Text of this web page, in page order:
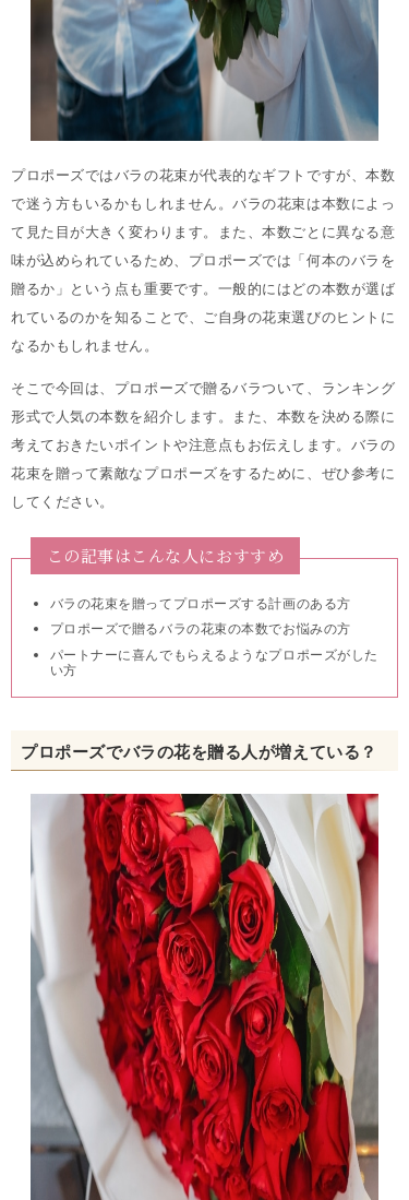
プロポーズではバラの花束が代表的なギフトですが、本数
で迷う方もいるかもしれません。バラの花束は本数によっ
て見た目が大きく変わります。また、本数ごとに異なる意
味が込められているため、プロポーズでは「何本のバラを
贈るか」という点も重要です。一般的にはどの本数が選ば
れているのかを知ることで、ご自身の花束選びのヒントに
なるかもしれません。
そこで今回は、プロポーズで贈るバラついて、ランキング
形式で人気の本数を紹介します。また、本数を決める際に
考えておきたいポイントや注意点もお伝えします。バラの
花束を贈って素敵なプロポーズをするために、ぜひ参考に
してください。
この記事はこんな人におすすめ
バラの花束を贈ってプロポーズする計画のある方
プロポーズで贈るバラの花束の本数でお悩みの方
パートナーに喜んでもらえるようなプロポーズがした
い方
プロポーズでバラの花を贈る人が増えている？